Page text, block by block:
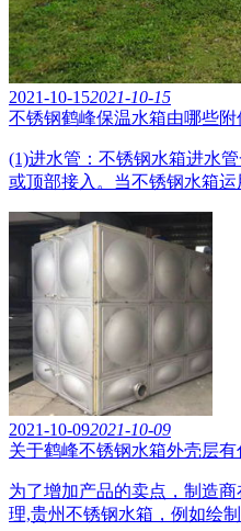
2021-10-152021-10-15
不锈钢鹤峰保温水箱由哪些附
(1)进水管：不锈钢水箱进水
或顶部接入。当不锈钢水箱运
2021-10-092021-10-09
关于鹤峰不锈钢水箱外壳层有
为了增加产品的卖点，制造
理,贵州不锈钢水箱，例如绘